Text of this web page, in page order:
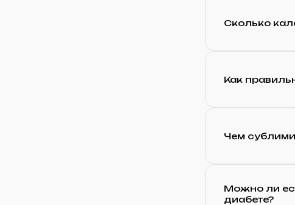
Сколько
Как
Чем
Можно ли
диабете?